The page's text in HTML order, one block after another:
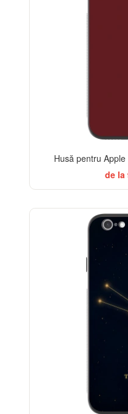
Husă pentru
de la